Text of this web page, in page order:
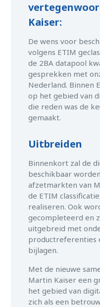
Kaiser:
De wens voor
volgens ETIM
de 2BA datapool
gesprekken met
Nederland. Binnen
op het gebied van
die reden was de
gemaakt.
Uitbreiden
Binnenkort zal de
beschikbaar
afzetmarkten van
de ETIM
realiseren. Ook
gecompleteerd en
uitgebreid met
productreferenties
bijlagen.
Met de nieuwe
Martin Kaiser een
het gebied van
zich als een